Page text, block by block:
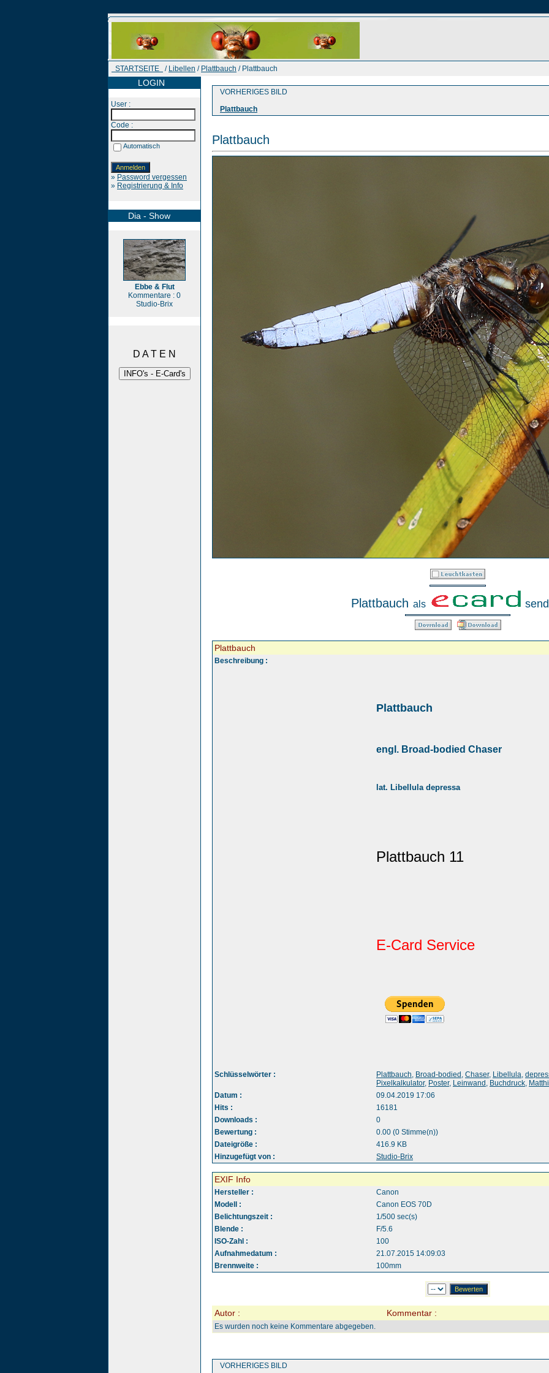
STARTSEITE / Libellen / Plattbauch / Plattbauch
LOGIN
User :
Code :
Automatisch
» Password vergessen
» Registrierung & Info
Dia - Show
Ebbe & Flut
Kommentare : 0
Studio-Brix
D A T E N
VORHERIGES BILD
Plattbauch
Plattbauch
Plattbauch als
Plattbauch
Beschreibung :
Plattbauch
engl. Broad-bodied Chaser
lat. Libellula depressa
Plattbauch 11
E-Card Service
Schlüsselwörter : Plattbauch, Broad-bodied , Chaser, Libellula,
Pixelkalkulator, Poster, Leinwand , Buchdruck,
Datum :
09.04.2019 17:06
Hits :
16181
Downloads :
0
Bewertung :
0.00 (0 Stimme(n))
Dateigröße :
416.9 KB
Hinzugefügt von :
Studio-Brix
EXIF Info
Hersteller :
Canon
Modell :
Canon EOS 70D
Belichtungszeit :
1/500 sec(s)
Blende :
F/5.6
ISO-Zahl :
100
Aufnahmedatum :
21.07.2015 14:09:03
Brennweite :
100mm
Autor : Kommentar :
Es wurden noch keine Kommentare abgegeben.
VORHERIGES BILD